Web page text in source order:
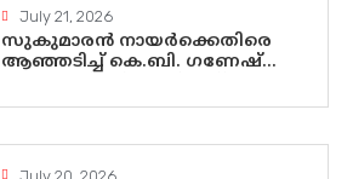
July 21, 2026
സുകുമാരൻ നായർക്കെതിരെ
ആഞ്ഞടിച്ച് കെ.ബി. ഗണേഷ്
പിന്തുണ